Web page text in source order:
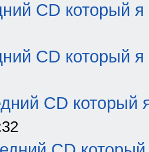
CD который я
CD который я
CD который